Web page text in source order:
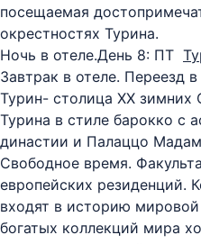
посещаемая
окрестностях Турина.
Ночь в отеле.День 8: ПТ
Завтрак в отеле. Переезд
Турин- столица ХХ зимних
Турина в стиле барокко с
династии и Палаццо
Свободное время.
европейских резиденций.
входят в историю
богатых коллекций мира